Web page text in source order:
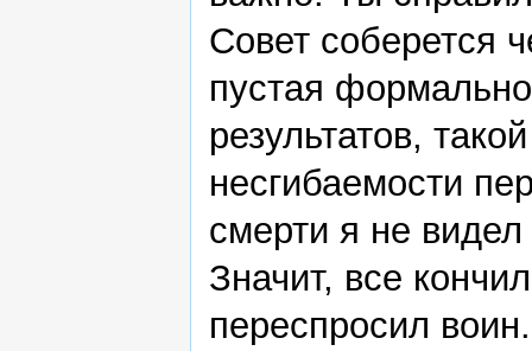
Совет соберется
пустая
результатов,
несгибаемости
смерти я не
Значит, все
переспросил